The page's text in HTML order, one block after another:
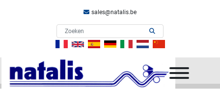
sales@natalis.be